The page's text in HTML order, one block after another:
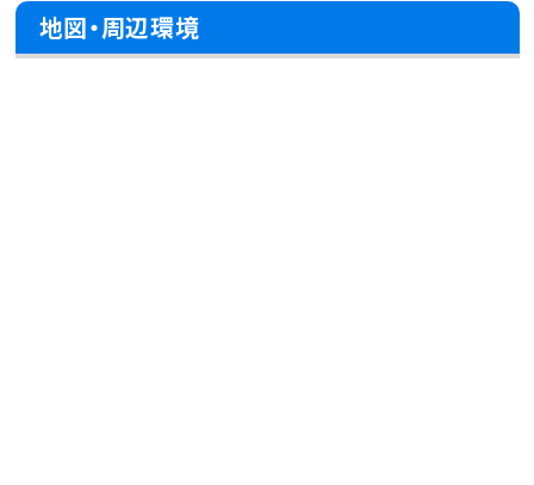
地図・周辺環境